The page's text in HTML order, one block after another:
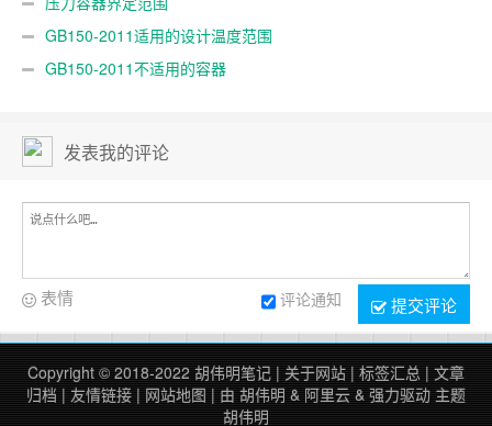
GB150-2011适用的设计温度范围
GB150-2011不适用的容器
发表我的评论
提交评论
评论通知
表情
Copyright © 2018-2022 胡伟明笔记 | 关于网站 | 标签汇总 | 文章
归档 | 友情链接 | 网站地图 | 由 胡伟明 & 阿里云 & 强力驱动 主题
胡伟明